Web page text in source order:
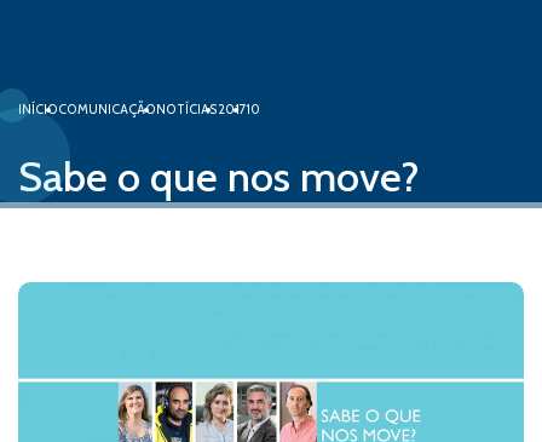
INÍCIOCOMUNICAÇÃONOTÍCIAS201710
Sabe o que nos move?